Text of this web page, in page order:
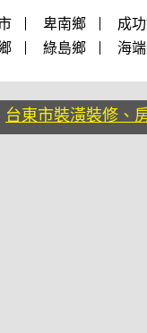
卑南鄉 成
綠島鄉 海
台東市裝潢裝修、